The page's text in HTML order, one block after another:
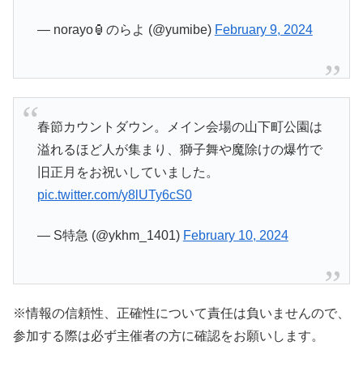
— norayo🏮のらよ (@yumibe) February 9, 2024
春節カウントダウン。メイン会場の山下町公園は
溢れるほど人が集まり、獅子舞や魔除けの爆竹で
旧正月をお祝いしていました。
pic.twitter.com/y8lUTy6cS0
— S特急 (@ykhm_1401) February 10, 2024
※情報の信頼性、正確性について責任は負いませんので、
参加する際は必ず主催者の方に確認をお願いします。